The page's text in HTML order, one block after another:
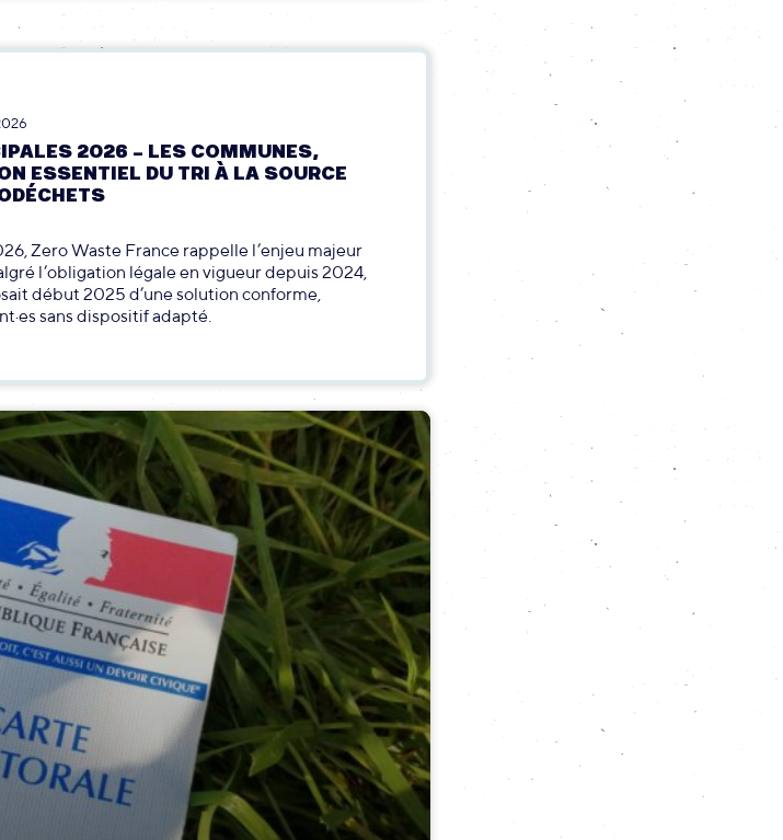
2026 – LES COMMUNES,
ESSENTIEL DU TRI À LA SOURCE
Zero Waste France rappelle l’enjeu majeur
l’obligation légale en vigueur depuis 2024,
début 2025 d’une solution conforme,
sans dispositif adapté.